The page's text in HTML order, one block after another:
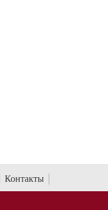
Контакты